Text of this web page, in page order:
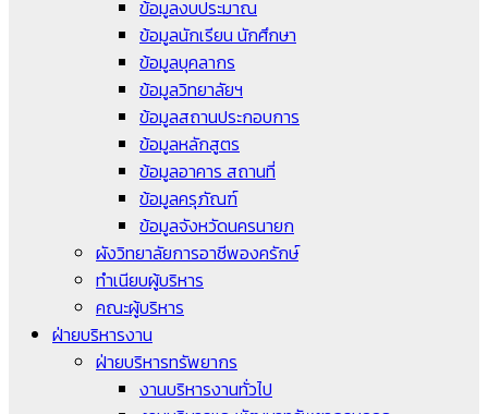
ข้อมูลงบประมาณ
ข้อมูลนักเรียน นักศึกษา
ข้อมูลบุคลากร
ข้อมูลวิทยาลัยฯ
ข้อมูลสถานประกอบการ
ข้อมูลหลักสูตร
ข้อมูลอาคาร สถานที่
ข้อมูลครุภัณฑ์
ข้อมูลจังหวัดนครนายก
ผังวิทยาลัยการอาชีพองครักษ์
ทำเนียบผู้บริหาร
คณะผู้บริหาร
ฝ่ายบริหารงาน
ฝ่ายบริหารทรัพยากร
งานบริหารงานทั่วไป